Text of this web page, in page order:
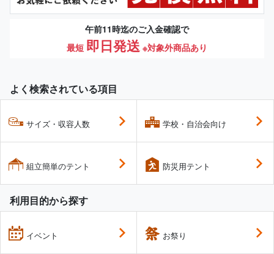
午前11時迄のご入金確認で
最短 即日発送 ※対象外商品あり
よく検索されている項目
サイズ・収容人数
組立簡単のテント
学校・自治会向け
防災用テント
利用目的から探す
イベント お祭り